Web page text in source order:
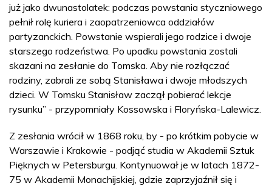
już jako dwunastolatek: podczas powstania styczniowego
pełnił rolę kuriera i zaopatrzeniowca oddziałów
partyzanckich. Powstanie wspierali jego rodzice i dwoje
starszego rodzeństwa. Po upadku powstania zostali
skazani na zesłanie do Tomska. Aby nie rozłączać
rodziny, zabrali ze sobą Stanisława i dwoje młodszych
dzieci. W Tomsku Stanisław zaczął pobierać lekcje
rysunku” - przypomniały Kossowska i Floryńska-Lalewicz.
Z zesłania wrócił w 1868 roku, by - po krótkim pobycie w
Warszawie i Krakowie - podjąć studia w Akademii Sztuk
Pięknych w Petersburgu. Kontynuował je w latach 1872-
75 w Akademii Monachijskiej, gdzie zaprzyjaźnił się i